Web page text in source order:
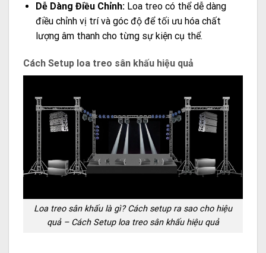
Dễ Dàng Điều Chỉnh:Loa treo có thể dễ dàng
điều chỉnh vị trí và góc độ để tối ưu hóa chất
lượng âm thanh cho từng sự kiện cụ thể.
Cách Setup loa treo sân khấu hiệu quả
Loa treo sân khấu là gì? Cách setup ra sao cho hiệu
quả – Cách Setup loa treo sân khấu hiệu quả